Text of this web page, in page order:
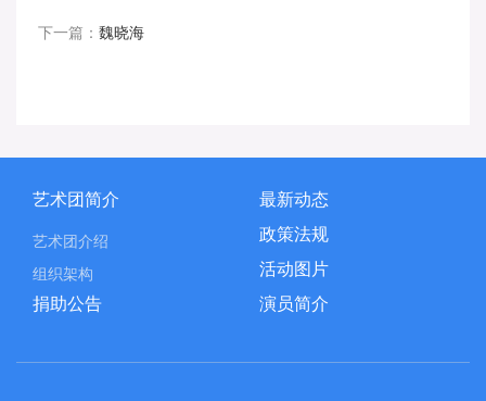
下一篇： 魏晓海
艺术团简介
艺术团介绍
组织架构
最新动态
政策法规
活动图片
捐助公告
演员简介